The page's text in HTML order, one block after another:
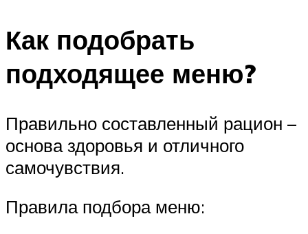
Как подобрать
подходящее меню?
Правильно составленный рацион –
основа здоровья и отличного
самочувствия.
Правила подбора меню: